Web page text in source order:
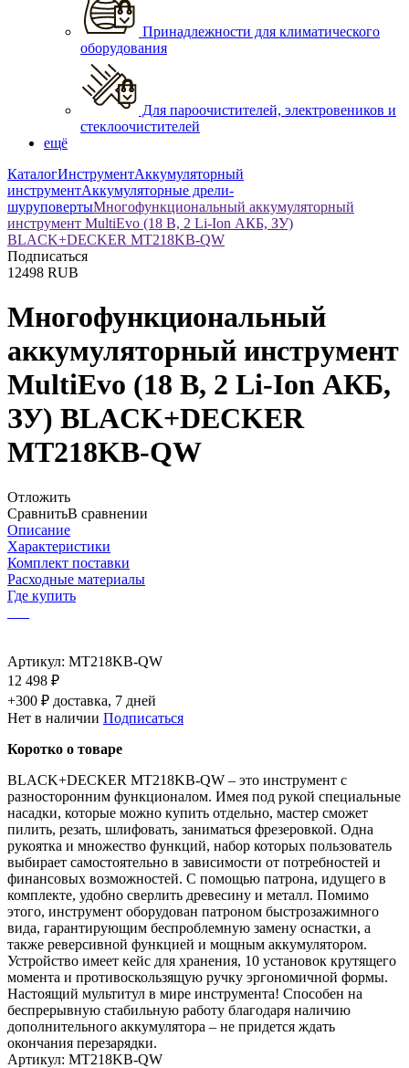
Принадлежности для климатического
оборудования
Для пароочистителей, электровеников и
стеклоочистителей
ещё
КаталогИнструментАккумуляторный
инструментАккумуляторные дрели-
шуруповертыМногофункциональный аккумуляторный
инструмент MultiEvo (18 В, 2 Li-Ion АКБ, ЗУ)
BLACK+DECKER MT218KB-QW
Подписаться
12498 RUB
Многофункциональный
аккумуляторный инструмент
MultiEvo (18 В, 2 Li-Ion АКБ,
ЗУ) BLACK+DECKER
MT218KB-QW
Отложить
СравнитьВ сравнении
Описание
Характеристики
Комплект поставки
Расходные материалы
Где купить
Артикул: MT218KB-QW
12 498 ₽
+300 ₽ доставка, 7 дней
Нет в наличии Подписаться
Коротко о товаре
BLACK+DECKER MT218KB-QW – это инструмент с
разносторонним функционалом. Имея под рукой специальные
насадки, которые можно купить отдельно, мастер сможет
пилить, резать, шлифовать, заниматься фрезеровкой. Одна
рукоятка и множество функций, набор которых пользователь
выбирает самостоятельно в зависимости от потребностей и
финансовых возможностей. С помощью патрона, идущего в
комплекте, удобно сверлить древесину и металл. Помимо
этого, инструмент оборудован патроном быстрозажимного
вида, гарантирующим беспроблемную замену оснастки, а
также реверсивной функцией и мощным аккумулятором.
Устройство имеет кейс для хранения, 10 установок крутящего
момента и противоскользящую ручку эргономичной формы.
Настоящий мультитул в мире инструмента! Способен на
беспрерывную стабильную работу благодаря наличию
дополнительного аккумулятора – не придется ждать
окончания перезарядки.
Артикул: MT218KB-QW